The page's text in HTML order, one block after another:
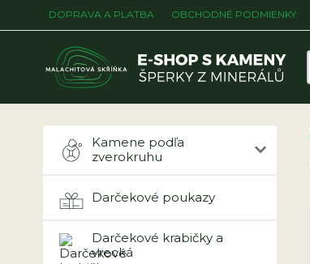
DOPRAVA A PLATBA OBCHODNÉ PODMIENKY
Kamene podľa
zverokruhu
Darčekové poukazy
Darčekové krabičky a
vrecká